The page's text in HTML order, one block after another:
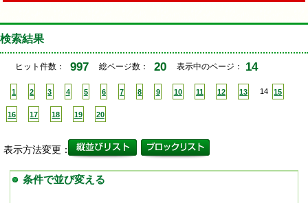
検索結果
ヒット件数： 997 総ページ数： 20 表示中のページ： 14
1 2 3 4 5 6 7 8 9 10 11 12 13 14 15
16 17 18 19 20
表示方法変更：
条件で並び変える